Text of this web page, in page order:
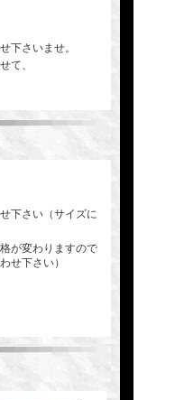
下さいませ。
て、
下さい（サイズに
が変わりますので
せ下さい）